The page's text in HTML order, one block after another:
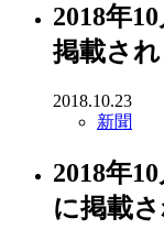
2018年
掲載さ
2018.10.23
新聞
2018年
に掲載